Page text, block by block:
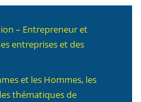
– Entrepreneur et
entreprises et des
et les Hommes, les
thématiques de